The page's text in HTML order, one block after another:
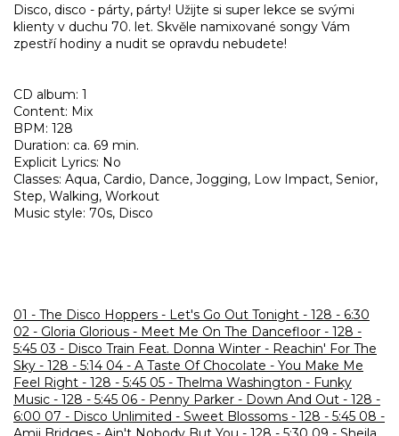
Disco, disco - párty, párty! Užijte si super lekce se svými
klienty v duchu 70. let. Skvěle namixované songy Vám
zpestří hodiny a nudit se opravdu nebudete!
CD album: 1
Content: Mix
BPM: 128
Duration: ca. 69 min.
Explicit Lyrics: No
Classes: Aqua, Cardio, Dance, Jogging, Low Impact, Senior,
Step, Walking, Workout
Music style: 70s, Disco
01 - The Disco Hoppers - Let's Go Out Tonight - 128 - 6:30
02 - Gloria Glorious - Meet Me On The Dancefloor - 128 -
5:45 03 - Disco Train Feat. Donna Winter - Reachin' For The
Sky - 128 - 5:14 04 - A Taste Of Chocolate - You Make Me
Feel Right - 128 - 5:45 05 - Thelma Washington - Funky
Music - 128 - 5:45 06 - Penny Parker - Down And Out - 128 -
6:00 07 - Disco Unlimited - Sweet Blossoms - 128 - 5:45 08 -